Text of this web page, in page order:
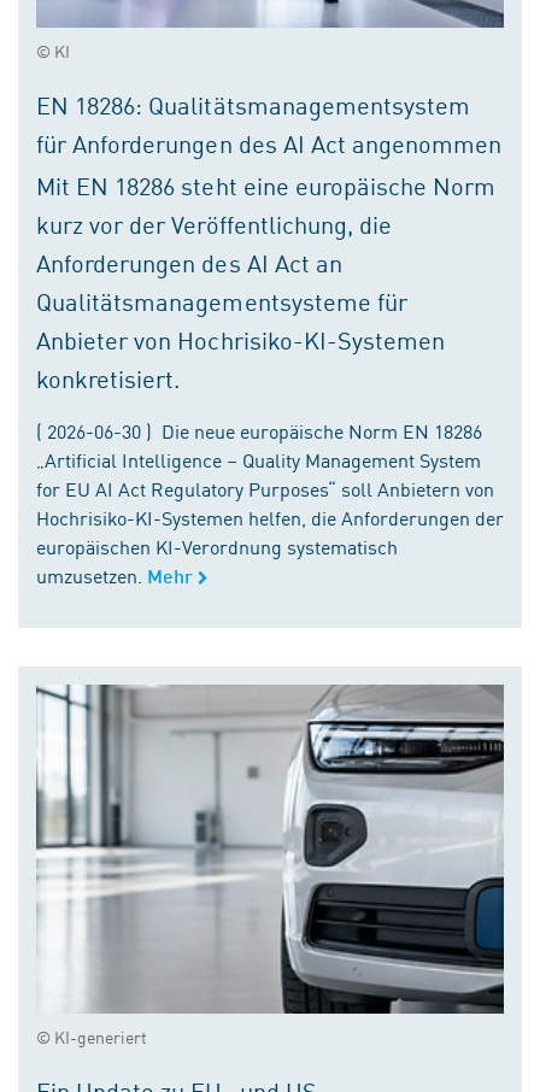
© KI
EN 18286: Qualitätsmanagementsystem
für Anforderungen des AI Act angenommen
Mit EN 18286 steht eine europäische Norm
kurz vor der Veröffentlichung, die
Anforderungen des AI Act an
Qualitätsmanagementsysteme für
Anbieter von Hochrisiko-KI-Systemen
konkretisiert.
( 2026-06-30 ) Die neue europäische Norm EN 18286
„Artificial Intelligence – Quality Management System
for EU AI Act Regulatory Purposes“ soll Anbietern von
Hochrisiko-KI-Systemen helfen, die Anforderungen der
europäischen KI-Verordnung systematisch
umzusetzen. Mehr
© KI-generiert